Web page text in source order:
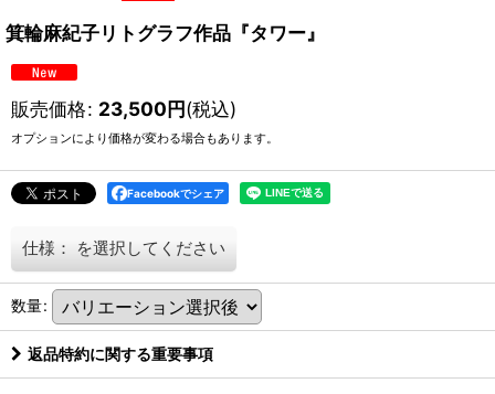
箕輪麻紀子リトグラフ作品『タワー』
販売価格: 23,500円(税込)
オプションにより価格が変わる場合もあります。
Facebookでシェア
仕様： を選択してください
数量:
返品特約に関する重要事項